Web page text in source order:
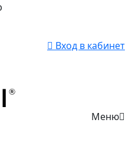
Вход в кабинет
Меню